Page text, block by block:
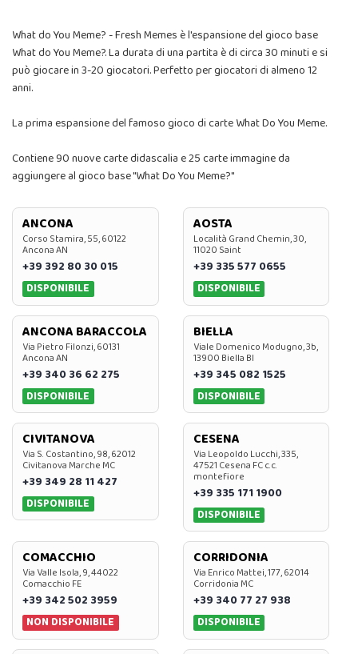
What do You Meme? - Fresh Memes è l'espansione del gioco base
What do You Meme?. La durata di una partita è di circa 30 minuti e si
può giocare in 3-20 giocatori. Perfetto per giocatori di almeno 12
anni.
La prima espansione del famoso gioco di carte What Do You Meme.
Contiene 90 nuove carte didascalia e 25 carte immagine da
aggiungere al gioco base "What Do You Meme?"
ANCONA
Corso Stamira, 55, 60122
Ancona AN
+39 392 80 30 015
DISPONIBILE
AOSTA
Località Grand Chemin, 30,
11020 Saint
+39 335 577 0655
DISPONIBILE
ANCONA BARACCOLA
Via Pietro Filonzi, 60131
Ancona AN
+39 340 36 62 275
DISPONIBILE
BIELLA
Viale Domenico Modugno, 3b,
13900 Biella BI
+39 345 082 1525
DISPONIBILE
CIVITANOVA
Via S. Costantino, 98, 62012
Civitanova Marche MC
+39 349 28 11 427
DISPONIBILE
CESENA
Via Leopoldo Lucchi, 335,
47521 Cesena FC c.c.
montefiore
+39 335 171 1900
DISPONIBILE
COMACCHIO
Via Valle Isola, 9, 44022
Comacchio FE
+39 342 502 3959
NON DISPONIBILE
CORRIDONIA
Via Enrico Mattei, 177, 62014
Corridonia MC
+39 340 77 27 938
DISPONIBILE